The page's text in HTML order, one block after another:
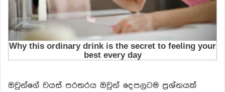
ඔවුන්ගේ වයස් පරතරය ඔවුන් දෙපලටම ප්‍රශ්නයක්